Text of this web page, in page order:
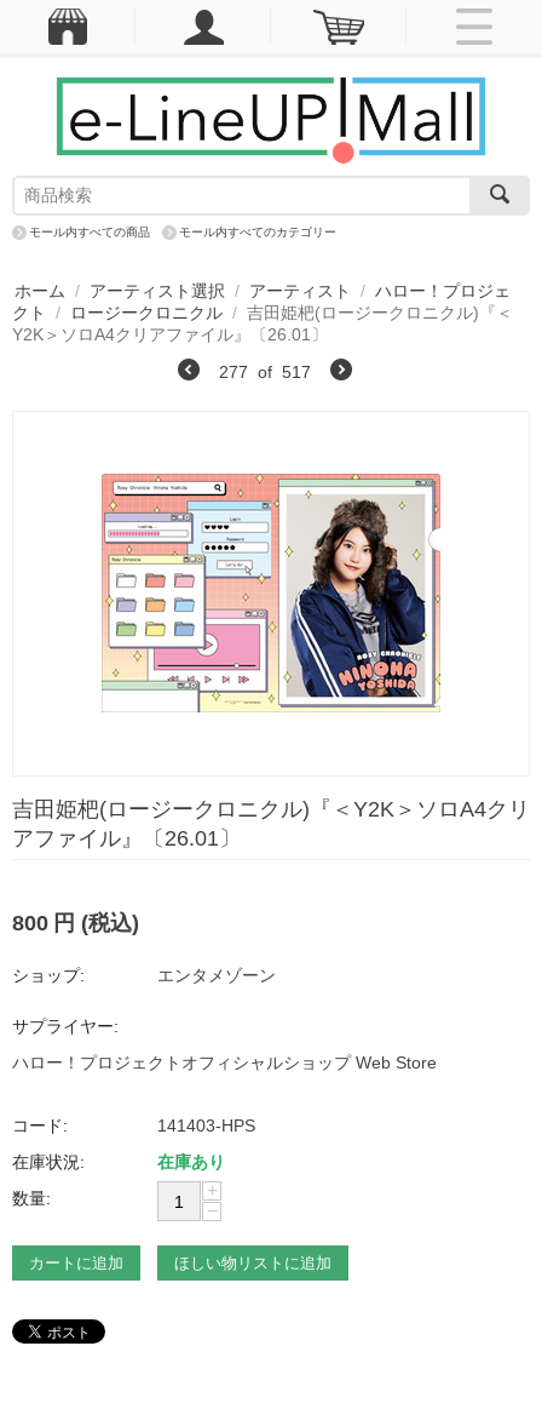
モール内すべての商品 モール内すべてのカテゴリー
ホーム / アーティスト選択 / アーティスト / ハロー！プロジェ
クト
/ ロージークロニクル / 吉田姫杷(ロージークロニクル)『＜
Y2K＞ソロA4クリアファイル』〔26.01〕
277 of 517
吉田姫杷(ロージークロニクル)『＜Y2K＞ソロA4クリ
アファイル』〔26.01〕
800 円 (税込)
ショップ: エンタメゾーン
サプライヤー:
ハロー！プロジェクトオフィシャルショップ Web Store
コード:
141403-HPS
在庫状況:
在庫あり
数量:
+
−
カートに追加 ほしい物リストに追加